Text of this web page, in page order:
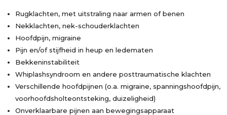
Rugklachten, met uitstraling naar armen of benen
Nekklachten, nek-schouderklachten
Hoofdpijn, migraine
Pijn en/of stijfheid in heup en ledematen
Bekkeninstabiliteit
Whiplashsyndroom en andere posttraumatische klachten
Verschillende hoofdpijnen (o.a. migraine, spanningshoofdpijn,
voorhoofdsholteontsteking, duizeligheid)
Onverklaarbare pijnen aan bewegingsapparaat